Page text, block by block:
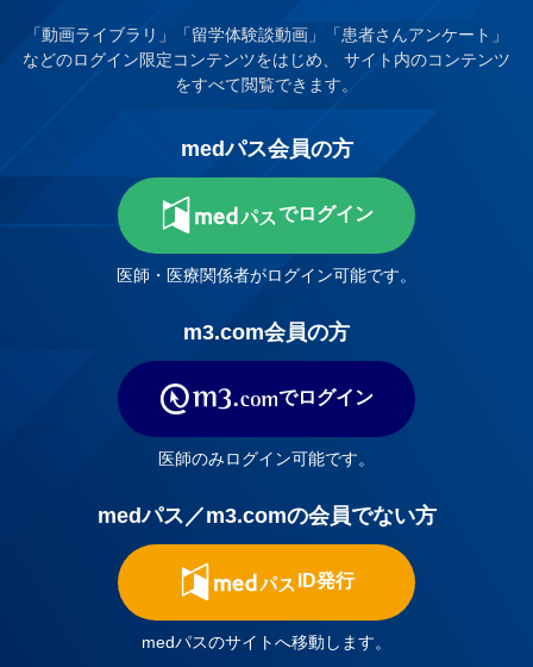
「動画ライブラリ」「留学体験談動画」「患者さんアンケート」
などのログイン限定コンテンツをはじめ、
サイト内のコンテンツ
をすべて閲覧できます。
medパス会員の方
でログイン
医師・医療関係者がログイン可能です。
m3.com会員の方
でログイン
医師のみログイン可能です。
medパス／m3.comの会員でない方
ID発行
medパスのサイトへ移動します。